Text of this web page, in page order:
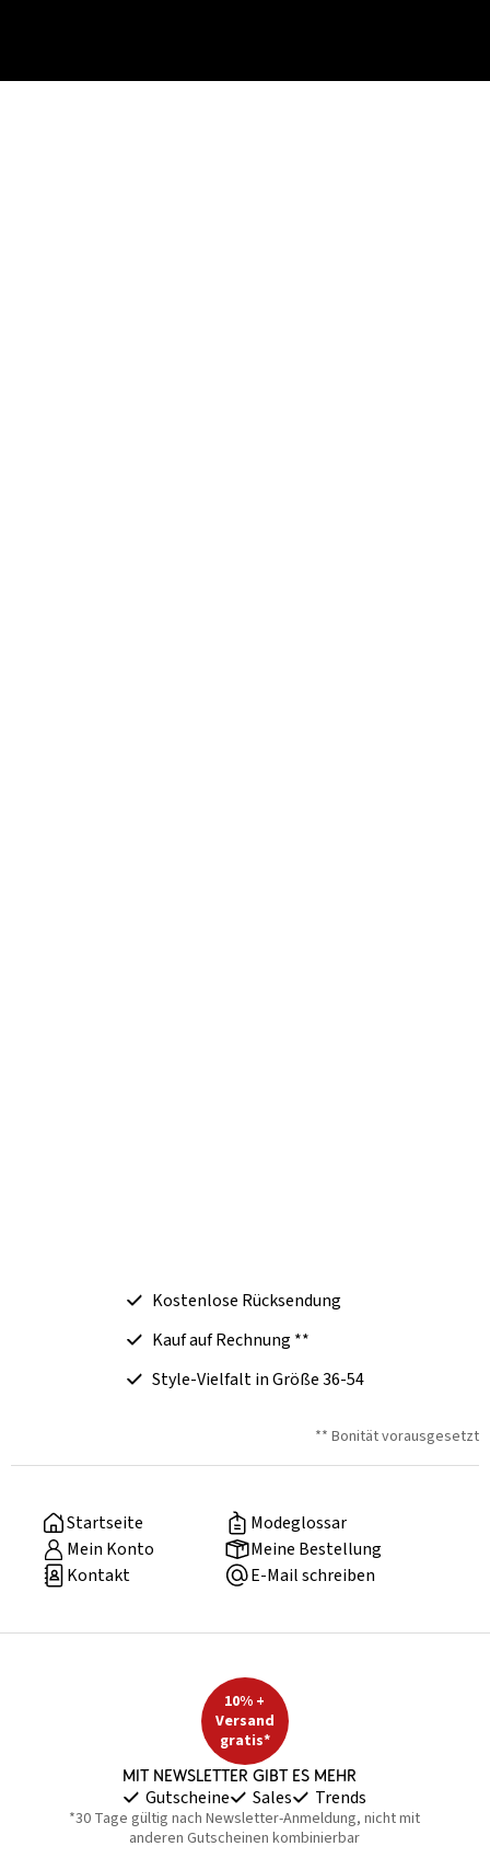
Kostenlose Rücksendung
Kauf auf Rechnung **
Style-Vielfalt in Größe 36-54
** Bonität vorausgesetzt
Startseite
Modeglossar
Mein Konto
Meine Bestellung
Kontakt
E-Mail schreiben
10% +
Versand
gratis*
Mit Newsletter gibt es mehr
Gutscheine Sales Trends
*30 Tage gültig nach Newsletter-Anmeldung, nicht mit
anderen Gutscheinen kombinierbar